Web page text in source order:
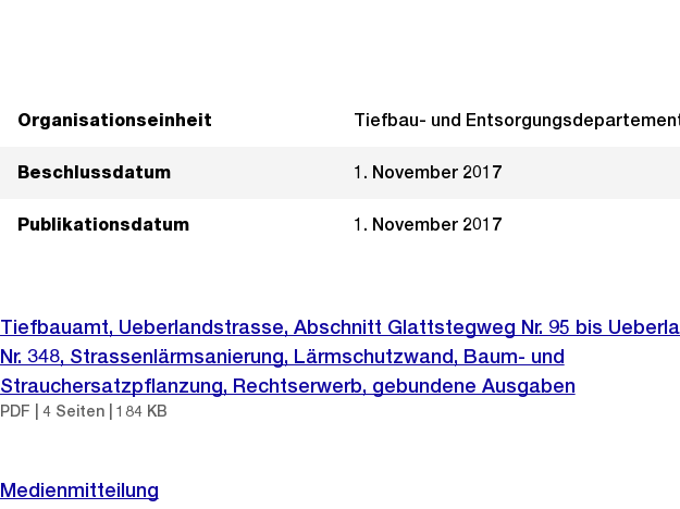
Organisationseinheit Tiefbau- und
Beschlussdatum 1. November 2017
Publikationsdatum 1. November 2017
Tiefbauamt, Ueberlandstrasse, Abschnitt Glattstegweg Nr. 95 bis
Nr. 348, Strassenlärmsanierung, Lärmschutzwand, Baum- und
Strauchersatzpflanzung, Rechtserwerb, gebundene Ausgaben
PDF | 4 Seiten | 184 KB
Medienmitteilung